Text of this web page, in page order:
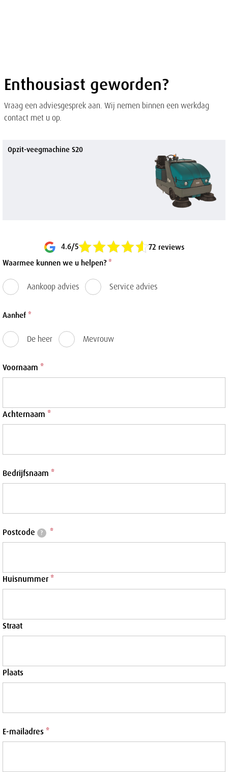
Waarmee kunnen we u helpen?*
Aankoop advies Service advies
Aanhef *
De heer Mevrouw
Voornaam *
Achternaam *
Bedrijfsnaam *
Postcode ? *
Huisnummer *
Straat
Plaats
E-mailadres *
Opzit-veegmachine S20
4.6/5 72 reviews
Enthousiast geworden?
Vraag een adviesgesprek aan. Wij nemen binnen een werkdag
contact met u op.